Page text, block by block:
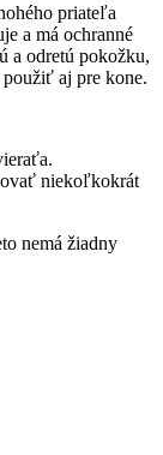
priateľa
a má ochranné
a odretú pokožku,
aj pre kone.
niekoľkokrát
nemá žiadny